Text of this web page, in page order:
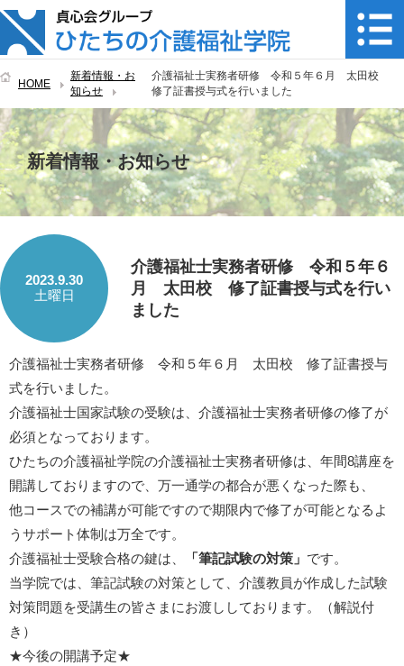
HOME
新着情報・お
知らせ
介護福祉士実務者研修 令和５年６月 太田校
修了証書授与式を行いました
新着情報・お知らせ
2023.9.30
土曜日
介護福祉士実務者研修 令和５年６
月 太田校 修了証書授与式を行い
ました
介護福祉士実務者研修 令和５年６月 太田校 修了証書授与
式を行いました。
介護福祉士国家試験の受験は、介護福祉士実務者研修の修了が
必須となっております。
ひたちの介護福祉学院の介護福祉士実務者研修は、年間8講座を
開講しておりますので、万一通学の都合が悪くなった際も、
他コースでの補講が可能ですので期限内で修了が可能となるよ
うサポート体制は万全です。
介護福祉士受験合格の鍵は、
「筆記試験の対策」 です。
当学院では、筆記試験の対策として、介護教員が作成した試験
対策問題を受講生の皆さまにお渡ししております。（解説付
き）
★今後の開講予定★